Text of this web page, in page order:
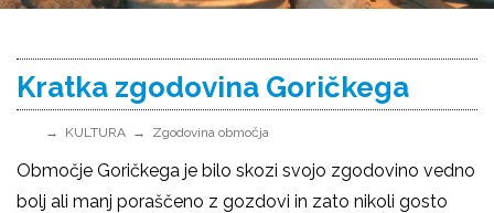
Kratka zgodovina Goričkega
KULTURA Zgodovina območja
Območje Goričkega je bilo skozi svojo zgodovino vedno
bolj ali manj poraščeno z gozdovi in zato nikoli gosto